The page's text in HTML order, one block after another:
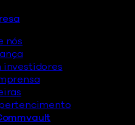
nós
investidores